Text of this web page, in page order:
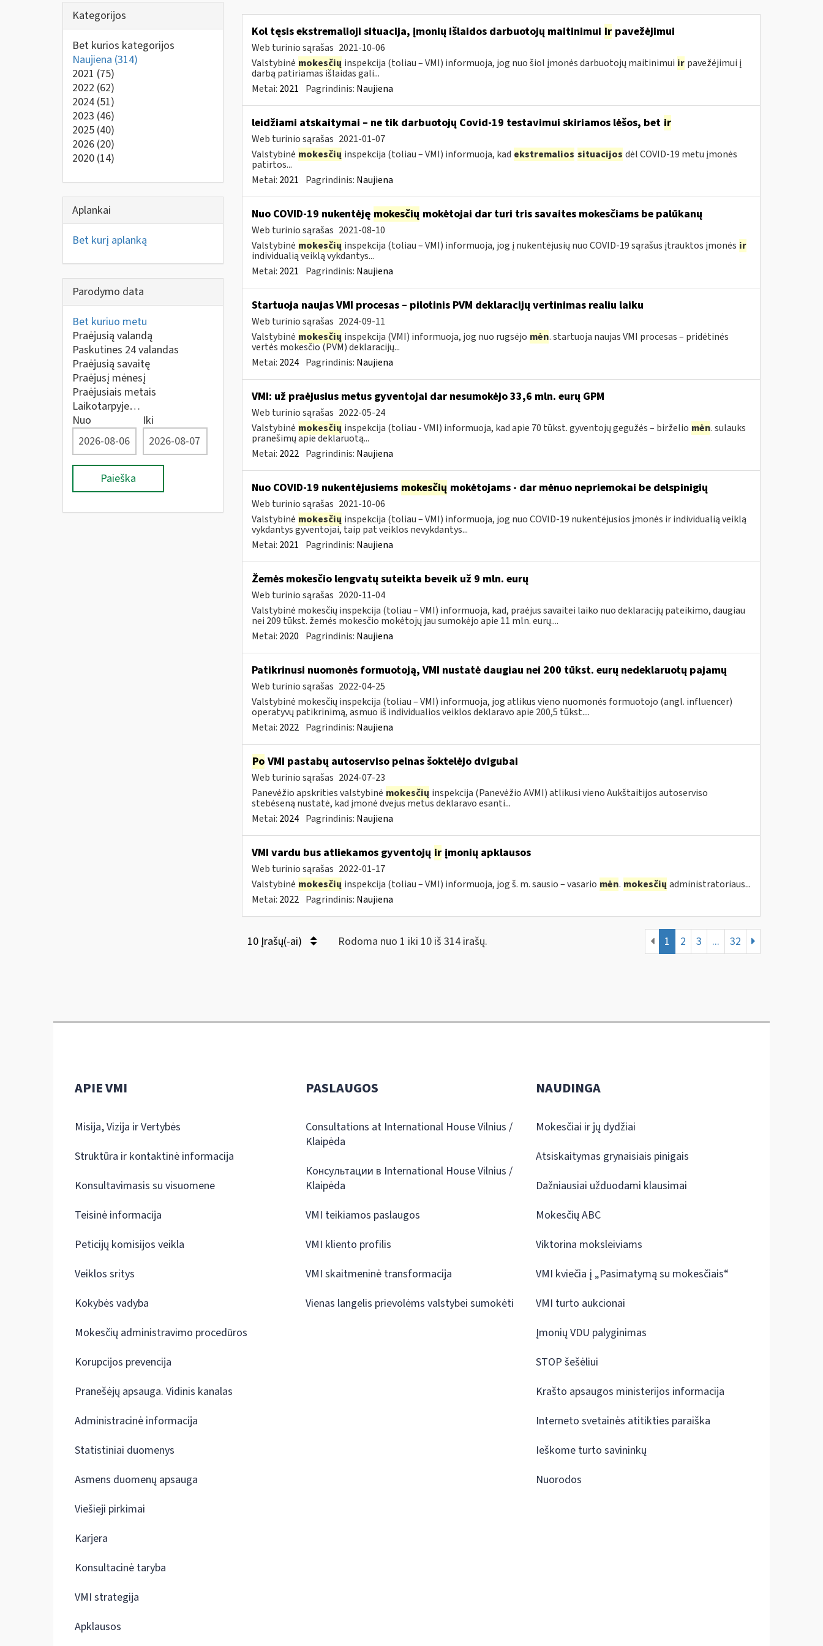
Kategorijos
Bet kurios kategorijos
Naujiena (314)
2021 (75)
2022 (62)
2024 (51)
2023 (46)
2025 (40)
2026 (20)
2020 (14)
Aplankai
Bet kurį aplanką
Parodymo data
Bet kuriuo metu
Praėjusią valandą
Paskutines 24 valandas
Praėjusią savaitę
Praėjusį mėnesį
Praėjusiais metais
Laikotarpyje…
Nuo
Iki
Paieška
Kol tęsis ekstremalioji situacija, įmonių išlaidos darbuotojų maitinimui irpavežėjimui
Web turinio sąrašas 2021-10-06
Valstybinė mokesčių inspekcija (toliau – VMI) informuoja, jog nuo šiol įmonės darbuotojų maitinimui ir pavežėjimui į
darbą patiriamas išlaidas gali...
Metai: 2021 Pagrindinis: Naujiena
leidžiami atskaitymai – ne tik darbuotojų Covid-19 testavimui skiriamos lėšos, bet ir
Web turinio sąrašas 2021-01-07
Valstybinė mokesčių inspekcija (toliau – VMI) informuoja, kad ekstremalios situacijos dėl COVID-19 metu įmonės
patirtos...
Metai: 2021 Pagrindinis: Naujiena
Nuo COVID-19 nukentėję mokesčių mokėtojai dar turi tris savaites mokesčiams be palūkanų
Web turinio sąrašas 2021-08-10
Valstybinė mokesčių inspekcija (toliau – VMI) informuoja, jog į nukentėjusių nuo COVID-19 sąrašus įtrauktos įmonės ir
individualią veiklą vykdantys...
Metai: 2021 Pagrindinis: Naujiena
Startuoja naujas VMI procesas – pilotinis PVM deklaracijų vertinimas realiu laiku
Web turinio sąrašas 2024-09-11
Valstybinė mokesčių inspekcija (VMI) informuoja, jog nuo rugsėjo mėn. startuoja naujas VMI procesas – pridėtinės
vertės mokesčio (PVM) deklaracijų...
Metai: 2024 Pagrindinis: Naujiena
VMI: už praėjusius metus gyventojai dar nesumokėjo 33,6 mln. eurų GPM
Web turinio sąrašas 2022-05-24
Valstybinė mokesčių inspekcija (toliau - VMI) informuoja, kad apie 70 tūkst. gyventojų gegužės – birželio mėn. sulauks
pranešimų apie deklaruotą...
Metai: 2022 Pagrindinis: Naujiena
Nuo COVID-19 nukentėjusiems mokesčių mokėtojams - dar mėnuo nepriemokai be delspinigių
Web turinio sąrašas 2021-10-06
Valstybinė mokesčių inspekcija (toliau – VMI) informuoja, jog nuo COVID-19 nukentėjusios įmonės ir individualią veiklą
vykdantys gyventojai, taip pat veiklos nevykdantys...
Metai: 2021 Pagrindinis: Naujiena
Žemės mokesčio lengvatų suteikta beveik už 9 mln. eurų
Web turinio sąrašas 2020-11-04
Valstybinė mokesčių inspekcija (toliau – VMI) informuoja, kad, praėjus savaitei laiko nuo deklaracijų pateikimo, daugiau
nei 209 tūkst. žemės mokesčio mokėtojų jau sumokėjo apie 11 mln. eurų....
Metai: 2020 Pagrindinis: Naujiena
Patikrinusi nuomonės formuotoją, VMI nustatė daugiau nei 200 tūkst. eurų nedeklaruotų pajamų
Web turinio sąrašas 2022-04-25
Valstybinė mokesčių inspekcija (toliau – VMI) informuoja, jog atlikus vieno nuomonės formuotojo (angl. influencer)
operatyvų patikrinimą, asmuo iš individualios veiklos deklaravo apie 200,5 tūkst....
Metai: 2022 Pagrindinis: Naujiena
Po VMI pastabų autoserviso pelnas šoktelėjo dvigubai
Web turinio sąrašas 2024-07-23
Panevėžio apskrities valstybinė mokesčių inspekcija (Panevėžio AVMI) atlikusi vieno Aukštaitijos autoserviso
stebėseną nustatė, kad įmonė dvejus metus deklaravo esanti...
Metai: 2024 Pagrindinis: Naujiena
VMI vardu bus atliekamos gyventojų irįmonių apklausos
Web turinio sąrašas 2022-01-17
Valstybinė mokesčių inspekcija (toliau – VMI) informuoja, jog š. m. sausio – vasario mėn. mokesčių administratoriaus...
Metai: 2022 Pagrindinis: Naujiena
10 Įrašų(-ai) Rodoma nuo 1 iki 10 iš 314 irašų. 1 2 3 ... 32
APIE VMI
Misija, Vizija ir Vertybės
Struktūra ir kontaktinė informacija
Konsultavimasis su visuomene
Teisinė informacija
Peticijų komisijos veikla
Veiklos sritys
Kokybės vadyba
Mokesčių administravimo procedūros
Korupcijos prevencija
Pranešėjų apsauga. Vidinis kanalas
Administracinė informacija
Statistiniai duomenys
Asmens duomenų apsauga
Viešieji pirkimai
Karjera
Konsultacinė taryba
VMI strategija
Apklausos
PASLAUGOS
Consultations at International House Vilnius /
Klaipėda
Консультации в International House Vilnius /
Klaipėda
VMI teikiamos paslaugos
VMI kliento profilis
VMI skaitmeninė transformacija
Vienas langelis prievolėms valstybei sumokėti
NAUDINGA
Mokesčiai ir jų dydžiai
Atsiskaitymas grynaisiais pinigais
Dažniausiai užduodami klausimai
Mokesčių ABC
Viktorina moksleiviams
VMI kviečia į „Pasimatymą su mokesčiais“
VMI turto aukcionai
Įmonių VDU palyginimas
STOP šešėliui
Krašto apsaugos ministerijos informacija
Interneto svetainės atitikties paraiška
Ieškome turto savininkų
Nuorodos